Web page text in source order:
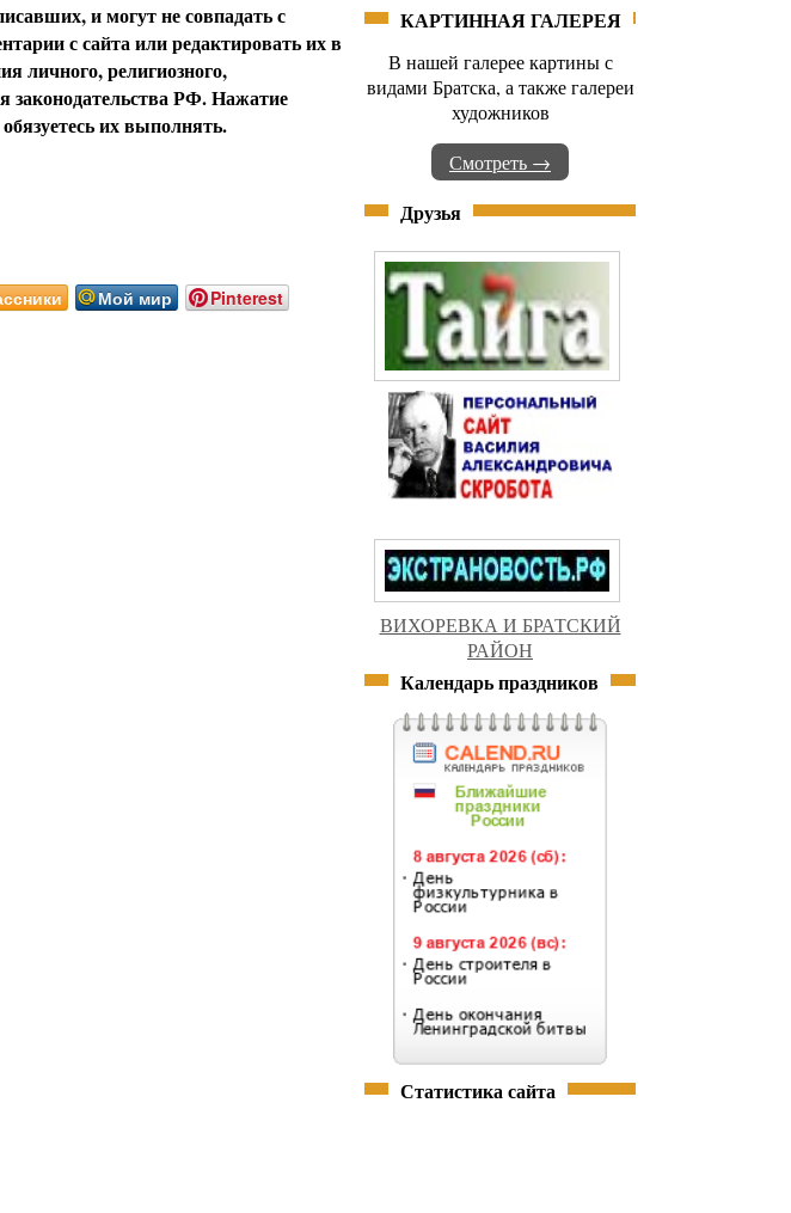
и могут не совпадать с
с сайта или редактировать их в
личного, религиозного,
законодательства РФ. Нажатие
их выполнять.
Мой мир
Pinterest
КАРТИННАЯ ГАЛЕРЕЯ
В нашей галерее картины с
видами Братска, а также галереи
художников
Смотреть →
Друзья
ВИХОРЕВКА И БРАТСКИЙ
РАЙОН
Календарь праздников
Статистика сайта